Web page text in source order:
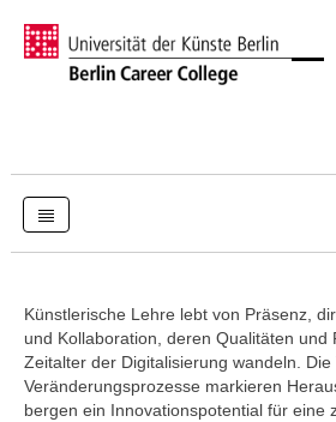
Künstlerische Lehre lebt von Präsenz,
und Kollaboration, deren Qualitäten und
Zeitalter der Digitalisierung wandeln.
Veränderungsprozesse markieren
bergen ein Innovationspotential für eine